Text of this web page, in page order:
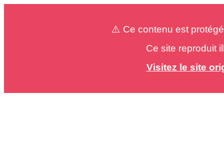
⚠️ Ce contenu est
Ce site reproduit
Visitez le site